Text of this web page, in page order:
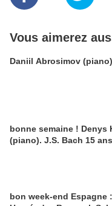
Vous aimerez
Daniil Abrosimov
bonne semaine ! Denys Kokhanovsky
(piano). J.S. Bach 15
bon week-end Espagne